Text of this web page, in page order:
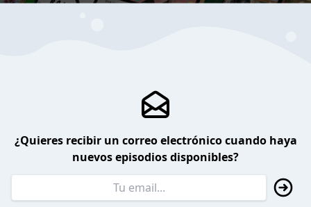
¿Quieres recibir un correo electrónico cuando haya
nuevos episodios disponibles?